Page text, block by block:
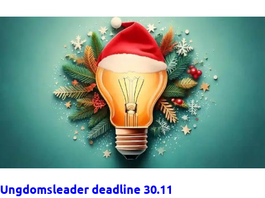
Ungdomsleader deadline 30.11